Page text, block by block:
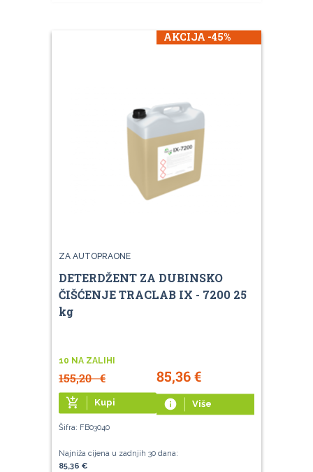
AKCIJA -45%
ZA AUTOPRAONE
DETERDŽENT ZA DUBINSKO
ČIŠĆENJE TRACLAB IX - 7200 25
kg
10 NA ZALIHI
155,20€ 85,36€
add_shopping_cart Kupi info Više
Šifra: FB03040
Najniža cijena u zadnjih 30 dana:
85,36 €